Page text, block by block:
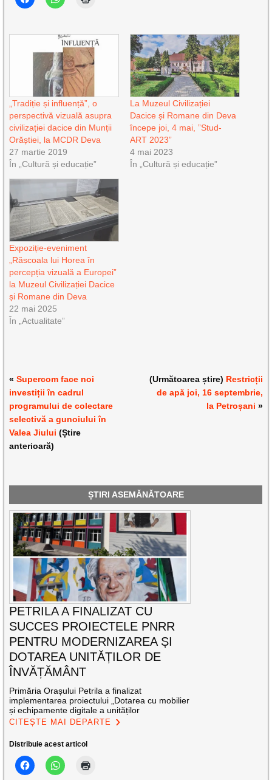
„Tradiție și influență”, o
perspectivă vizuală asupra
civilizației dacice din Munții
Orăștiei, la MCDR Deva
27 martie 2019
În „Cultură și educație”
La Muzeul Civilizației
Dacice și Romane din Deva
începe joi, 4 mai, ”Stud-
ART 2023”
4 mai 2023
În „Cultură și educație”
Expoziție-eveniment
„Răscoala lui Horea în
percepția vizuală a Europei”
la Muzeul Civilizației Dacice
și Romane din Deva
22 mai 2025
În „Actualitate”
«Supercom face noi
investiții în cadrul
programului de colectare
selectivă a gunoiului în
Valea Jiului (Știre
anterioară)
(Următoarea știre) Restricții
de apă joi, 16 septembrie,
la Petroșani »
ȘTIRI ASEMĂNĂTOARE
PETRILA A FINALIZAT CU
SUCCES PROIECTELE PNRR
PENTRU MODERNIZAREA ȘI
DOTAREA UNITĂȚILOR DE
ÎNVĂȚĂMÂNT
Primăria Orașului Petrila a finalizat
implementarea proiectului „Dotarea cu mobilier
și echipamente digitale a unităților
CITEȘTE MAI DEPARTE
Distribuie acest articol